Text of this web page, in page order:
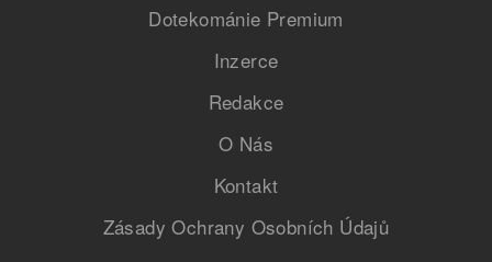
Dotekománie Premium
Inzerce
Redakce
O Nás
Kontakt
Zásady Ochrany Osobních Údajů